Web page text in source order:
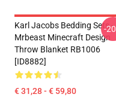
Karl Jacobs Bedding Sets -
Mrbeast Minecraft Design
Throw Blanket RB1006
[ID8882]
€ 31,28 - € 59,80
-